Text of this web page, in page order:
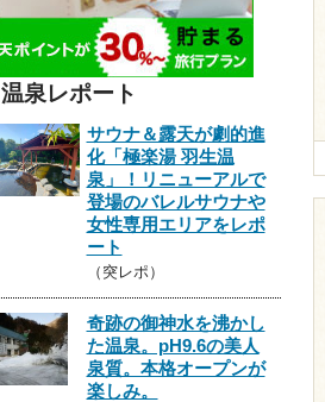
温泉レポート
サウナ＆露天が劇的進
化「極楽湯 羽生温
泉」！リニューアルで
登場のバレルサウナや
女性専用エリアをレポ
ート
（突レポ）
奇跡の御神水を沸かし
た温泉。pH9.6の美人
泉質。本格オープンが
楽しみ。